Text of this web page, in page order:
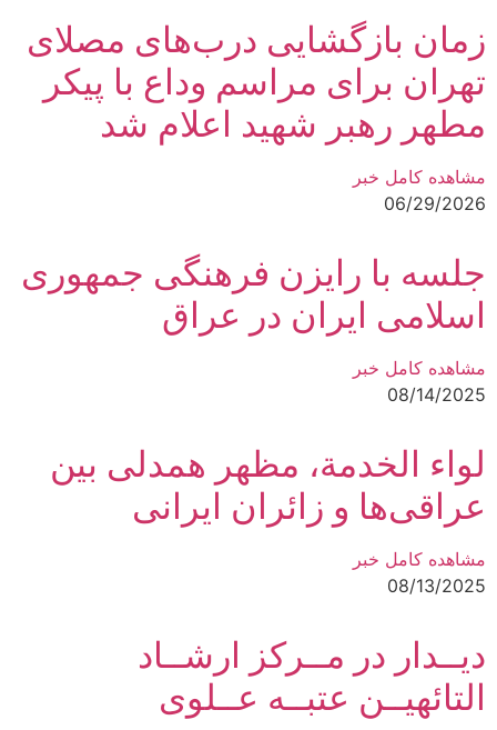
زمان بازگشایی درب‌های مصلای
تهران برای مراسم وداع با پیکر
مطهر رهبر شهید اعلام شد
مشاهده کامل خبر
06/29/2026
جلسه با رایزن فرهنگی جمهوری
اسلامی ایران در عراق
مشاهده کامل خبر
08/14/2025
لواء الخدمة، مظهر همدلی بین
عراقی‌ها و زائران ایرانی
مشاهده کامل خبر
08/13/2025
دیــدار در مــرکز ارشــاد
التائهیــن عتبــه عــلوی